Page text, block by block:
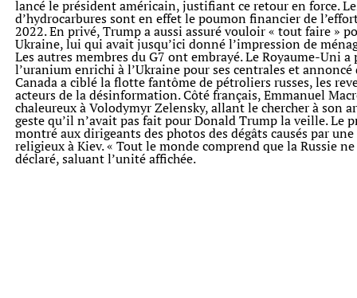
lancé le président américain, justifiant ce retour en force.
d’hydrocarbures sont en effet le poumon financier de
2022. En privé, Trump a aussi assuré vouloir « tout faire »
Ukraine, lui qui avait jusqu’ici donné l’impression de
Les autres membres du G7 ont embrayé. Le Royaume-Uni
l’uranium enrichi à l’Ukraine pour ses centrales et
Canada a ciblé la flotte fantôme de pétroliers russes, les
acteurs de la désinformation. Côté français, Emmanuel
chaleureux à Volodymyr Zelensky, allant le chercher à son
geste qu’il n’avait pas fait pour Donald Trump la veille. Le
montré aux dirigeants des photos des dégâts causés par
religieux à Kiev. « Tout le monde comprend que la Russie
déclaré, saluant l’unité affichée.